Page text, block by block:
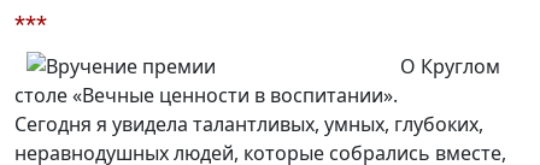
***
О Круглом
столе «Вечные ценности в воспитании».
Сегодня я увидела талантливых, умных, глубоких,
неравнодушных людей, которые собрались вместе,